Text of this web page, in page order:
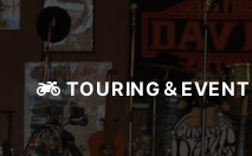
TOURING＆EVENT